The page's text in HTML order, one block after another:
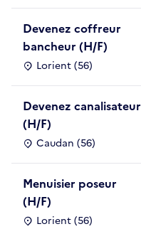
Devenez coffreur
bancheur (H/F)
Lorient (56)
Devenez canalisateur
(H/F)
Caudan (56)
Menuisier poseur
(H/F)
Lorient (56)